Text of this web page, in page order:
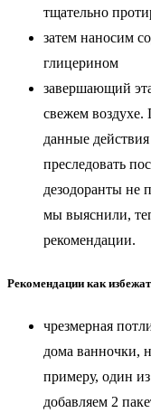
тщательно
затем наносим
глицерином
завершающий
свежем воздухе.
данные
преследовать
дезодоранты не
мы выяснили,
рекомендации.
Рекомендации как
чрезмерная
дома ванночки,
примеру, один
добавляем 2